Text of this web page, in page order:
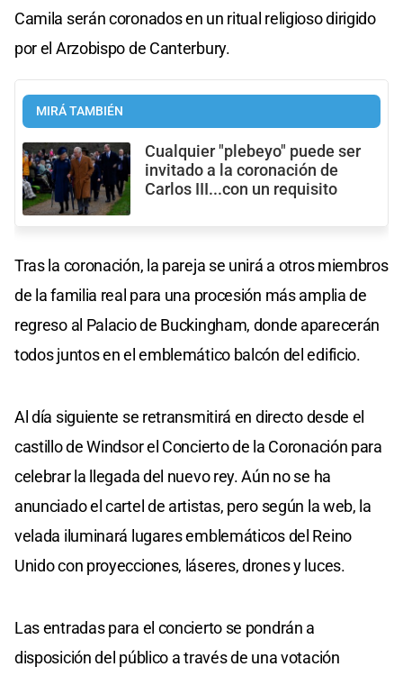
Camila serán coronados en un ritual religioso dirigido
por el Arzobispo de Canterbury.
MIRÁ TAMBIÉN
Cualquier "plebeyo" puede ser
invitado a la coronación de
Carlos III...con un requisito
Tras la coronación, la pareja se unirá a otros miembros
de la familia real para una procesión más amplia de
regreso al Palacio de Buckingham, donde aparecerán
todos juntos en el emblemático balcón del edificio.
Al día siguiente se retransmitirá en directo desde el
castillo de Windsor el Concierto de la Coronación para
celebrar la llegada del nuevo rey. Aún no se ha
anunciado el cartel de artistas, pero según la web, la
velada iluminará lugares emblemáticos del Reino
Unido con proyecciones, láseres, drones y luces.
Las entradas para el concierto se pondrán a
disposición del público a través de una votación